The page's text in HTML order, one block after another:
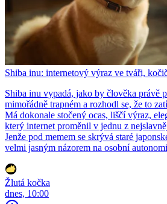
Shiba inu: internetový výraz ve tváři,
Shiba inu vypadá, jako by člověka právě
mimořádně trapném a rozhodl se, že to
Má dokonale stočený ocas, liščí výraz,
který internet proměnil v jednu z
Jenže pod memem se skrývá staré
velmi jasným názorem na osobní
Žlutá kočka
dnes, 10:00